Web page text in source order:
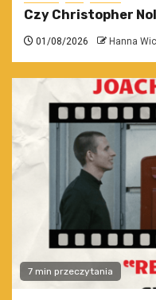
Czy Christopher
01/08/2026 Hanna
7 min przeczytania